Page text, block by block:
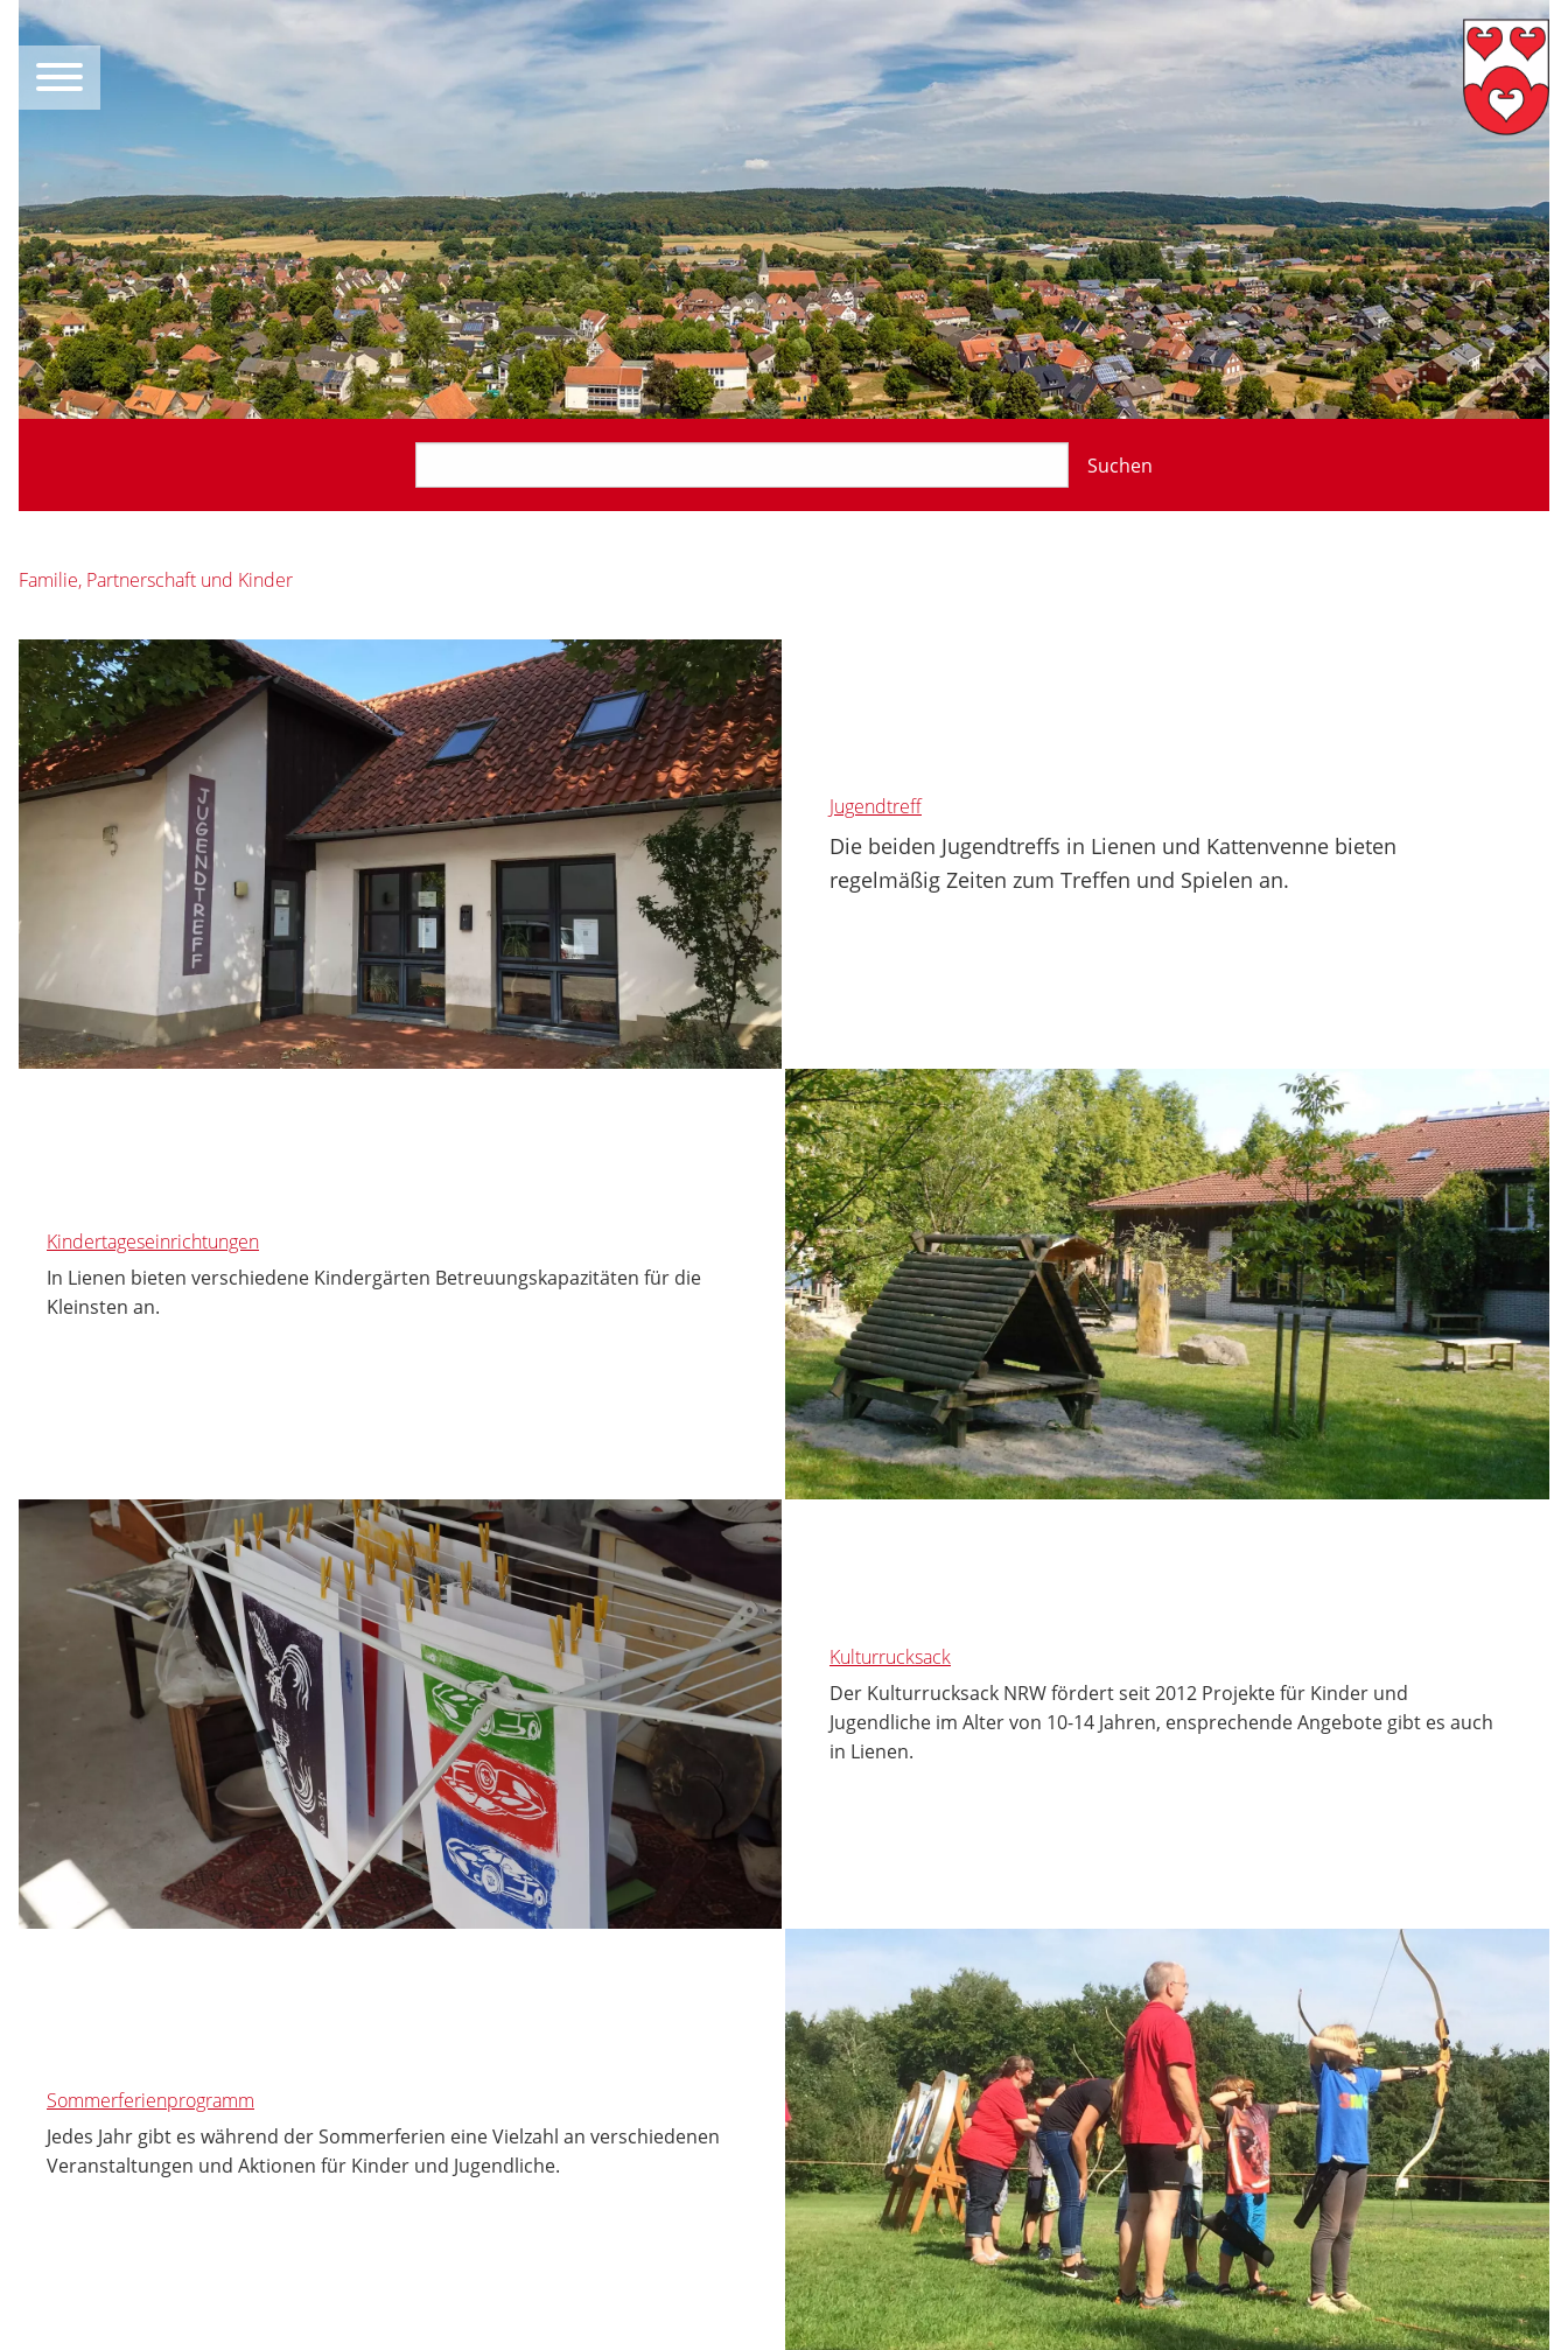
Suchen
Familie, Partnerschaft und Kinder
Jugendtreff
Die beiden Jugendtreffs in Lienen und Kattenvenne bieten
regelmäßig Zeiten zum Treffen und Spielen an.
Kindertageseinrichtungen
In Lienen bieten verschiedene Kindergärten Betreuungskapazitäten für die
Kleinsten an.
Kulturrucksack
Der Kulturrucksack NRW fördert seit 2012 Projekte für Kinder und
Jugendliche im Alter von 10-14 Jahren, ensprechende Angebote gibt es auch
in Lienen.
Sommerferienprogramm
Jedes Jahr gibt es während der Sommerferien eine Vielzahl an verschiedenen
Veranstaltungen und Aktionen für Kinder und Jugendliche.